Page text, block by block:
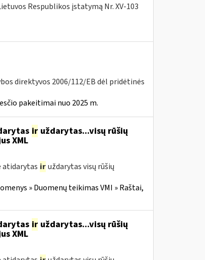
Respublikos įstatymą Nr. XV-103
direktyvos 2006/112/EB dėl pridėtinės
pakeitimai nuo 2025 m.
iruždarytas...visų rūšių
XML
atidarytas ir uždarytas visų rūšių
» Duomenų teikimas VMI » Raštai,
iruždarytas...visų rūšių
XML